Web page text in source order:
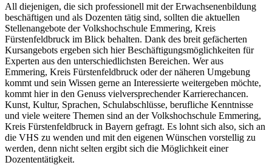
All diejenigen, die sich professionell mit der Erwachsenenbildung
beschäftigen und als Dozenten tätig sind, sollten die aktuellen
Stellenangebote der Volkshochschule Emmering, Kreis
Fürstenfeldbruck im Blick behalten. Dank des breit gefächerten
Kursangebots ergeben sich hier Beschäftigungsmöglichkeiten für
Experten aus den unterschiedlichsten Bereichen. Wer aus
Emmering, Kreis Fürstenfeldbruck oder der näheren Umgebung
kommt und sein Wissen gerne an Interessierte weitergeben möchte,
kommt hier in den Genuss vielversprechender Karrierechancen.
Kunst, Kultur, Sprachen, Schulabschlüsse, berufliche Kenntnisse
und viele weitere Themen sind an der Volkshochschule Emmering,
Kreis Fürstenfeldbruck in Bayern gefragt. Es lohnt sich also, sich an
die VHS zu wenden und mit den eigenen Wünschen vorstellig zu
werden, denn nicht selten ergibt sich die Möglichkeit einer
Dozententätigkeit.